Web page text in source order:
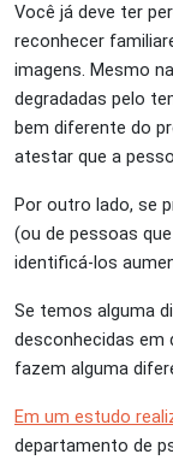
Você já deve ter
reconhecer
imagens. Mesmo
degradadas pelo
bem diferente do
atestar que a
Por outro lado, se
(ou de pessoas
identificá-los
Se temos alguma
desconhecidas
fazem alguma
Em um estudo
departamento de